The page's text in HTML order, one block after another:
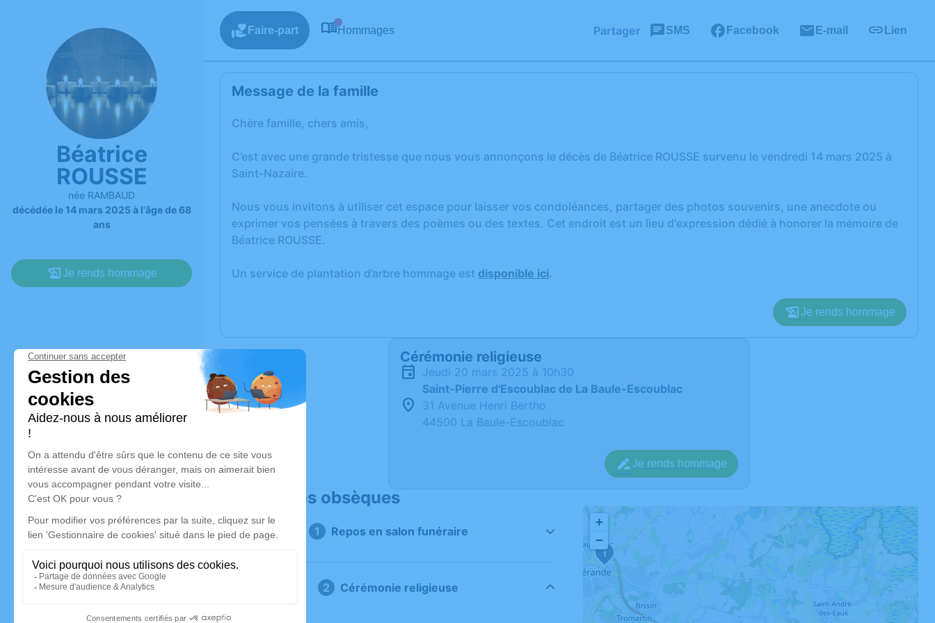
Béatrice
ROUSSE
née RAMBAUD
décédée le 14 mars 2025 à l'âge de 68
ans
Je rends hommage
Faire-part Hommages Partager SMS Facebook E-mail Lien
Message de la famille
Chère famille, chers amis,
C’est avec une grande tristesse que nous vous annonçons le décès de Béatrice ROUSSE survenu le vendredi 14 mars 2025 à
Saint-Nazaire.
Nous vous invitons à utiliser cet espace pour laisser vos condoléances, partager des photos souvenirs, une anecdote ou
exprimer vos pensées à travers des poèmes ou des textes. Cet endroit est un lieu d'expression dédié à honorer la mémoire de
Béatrice ROUSSE.
Un service de plantation d’arbre hommage est disponible ici.
Je rends hommage
Cérémonie religieuse
jeudi 20 mars 2025 à 10h30
Saint-Pierre d'Escoublac de La Baule-Escoublac
31 Avenue Henri Bertho
44500 La Baule-Escoublac
Je rends hommage
Déroulé des obsèques
Repos en salon funéraire
Cérémonie religieuse
1
+
−